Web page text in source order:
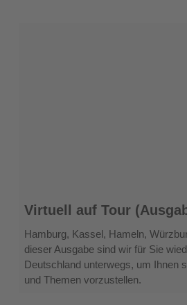
Virtuell
auf
Tour
(Ausgabe
4.2020)
Virtuell auf Tour
Hamburg, Kassel, Hameln,
dieser Ausgabe sind wir für Sie
Deutschland unterwegs, um Ihnen
und Themen vorzustellen.